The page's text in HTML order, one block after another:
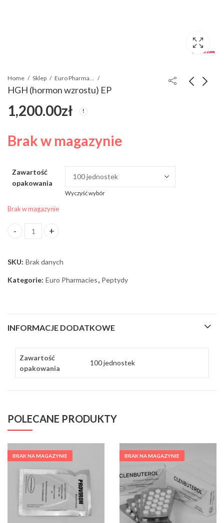
Home Sklep Euro Pharmacies
HGH (hormon wzrostu) EP
1,200.00zł
Brak w magazynie
Zawartość
opakowania
Wyczyść wybór
Brak w magazynie
HGH (hormon wzrostu) EP ilość
SKU: Brak danych
Kategorie: Euro Pharmacies, Peptydy
INFORMACJE DODATKOWE
Zawartość
opakowania
100 jednostek
POLECANE PRODUKTY
BRAK NA MAGAZYNIE BRAK NA MAGAZYNIE